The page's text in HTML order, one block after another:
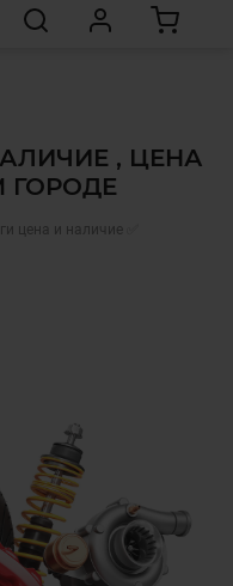
, ЦЕНА
ГОРОДЕ
цена и наличие ✅